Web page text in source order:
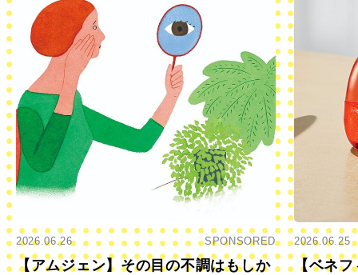
2026.06.26 SPONSORED
【アムジェン】その目の不調はもしか
2026.06.25
【ベネフ